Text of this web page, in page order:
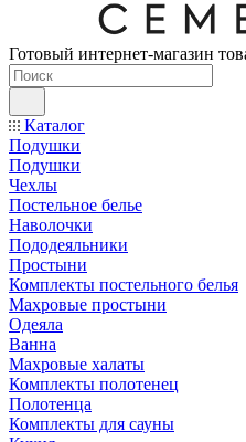
Готовый интернет-магазин
Каталог
Подушки
Подушки
Чехлы
Постельное белье
Наволочки
Пододеяльники
Простыни
Комплекты постельного белья
Махровые простыни
Одеяла
Ванна
Махровые халаты
Комплекты полотенец
Полотенца
Комплекты для сауны